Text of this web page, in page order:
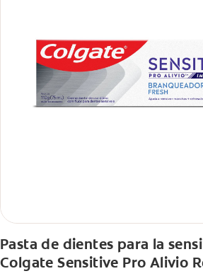
Pasta de dientes para la
Colgate Sensitive Pro Alivio